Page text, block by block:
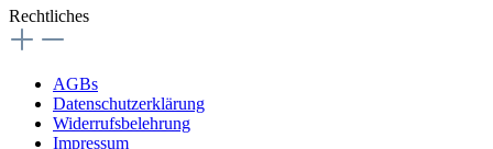
Rechtliches
AGBs
Datenschutzerklärung
Widerrufsbelehrung
Impressum